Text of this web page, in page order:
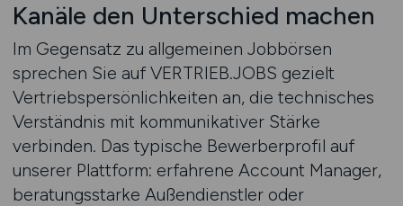
Kanäle den Unterschied machen
Im Gegensatz zu allgemeinen Jobbörsen
sprechen Sie auf VERTRIEB.JOBS gezielt
Vertriebspersönlichkeiten an, die technisches
Verständnis mit kommunikativer Stärke
verbinden. Das typische Bewerberprofil auf
unserer Plattform: erfahrene Account Manager,
beratungsstarke Außendienstler oder